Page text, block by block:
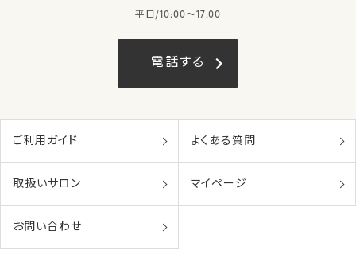
平日/10:00〜17:00
電話する
ご利用ガイド よくある質問
取扱いサロン マイページ
お問い合わせ